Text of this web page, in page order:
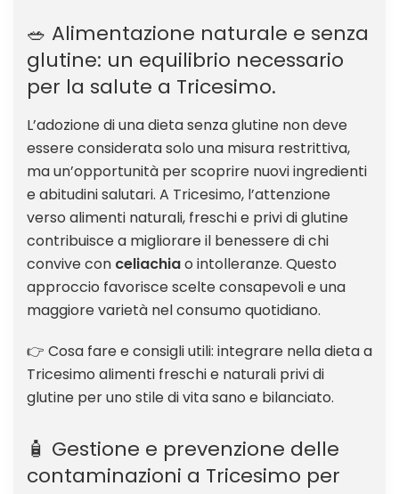
🥗 Alimentazione naturale e senza
glutine: un equilibrio necessario
per la salute a Tricesimo.
L’adozione di una dieta senza glutine non deve
essere considerata solo una misura restrittiva,
ma un’opportunità per scoprire nuovi ingredienti
e abitudini salutari. A Tricesimo, l’attenzione
verso alimenti naturali, freschi e privi di glutine
contribuisce a migliorare il benessere di chi
convive con celiachiao intolleranze. Questo
approccio favorisce scelte consapevoli e una
maggiore varietà nel consumo quotidiano.
👉 Cosa fare e consigli utili: integrare nella dieta a
Tricesimo alimenti freschi e naturali privi di
glutine per uno stile di vita sano e bilanciato.
🧴 Gestione e prevenzione delle
contaminazioni a Tricesimo per